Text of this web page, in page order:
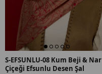
S-EFSUNLU-08 Kum Beji & Nar
Çiçeği Efsunlu Desen Şal